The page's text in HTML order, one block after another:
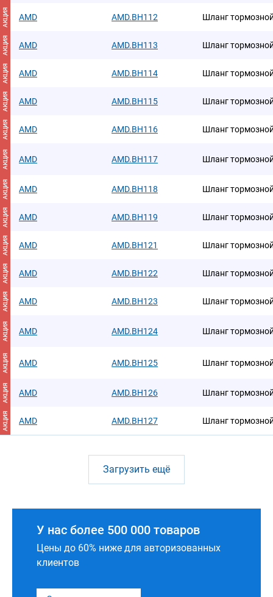
АКЦИЯ AMD AMD.BH112 Шланг
АКЦИЯ AMD AMD.BH113 Шланг
АКЦИЯ AMD AMD.BH114 Шланг
АКЦИЯ AMD AMD.BH115 Шланг
АКЦИЯ AMD AMD.BH116 Шланг
АКЦИЯ AMD AMD.BH117 Шланг
АКЦИЯ AMD AMD.BH118 Шланг
АКЦИЯ AMD AMD.BH119 Шланг
АКЦИЯ AMD AMD.BH121 Шланг
АКЦИЯ AMD AMD.BH122 Шланг
АКЦИЯ AMD AMD.BH123 Шланг
АКЦИЯ AMD AMD.BH124 Шланг
АКЦИЯ AMD AMD.BH125 Шланг
АКЦИЯ AMD AMD.BH126 Шланг
АКЦИЯ AMD AMD.BH127 Шланг
Загрузить ещё
У нас более 500 000 товаров
Цены до 60% ниже для авторизованных
клиентов